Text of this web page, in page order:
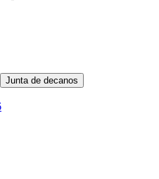
Junta de decanos